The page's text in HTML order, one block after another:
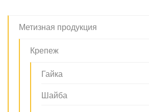
Метизная продукция
Крепеж
Гайка
Шайба